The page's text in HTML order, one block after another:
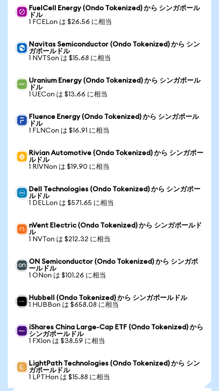
FuelCell Energy (Ondo Tokenized) から シンガポール
ドル
1 FCELon は $26.56 に相当
Navitas Semiconductor (Ondo Tokenized) から シン
ガポールドル
1 NVTSon は $15.68 に相当
Uranium Energy (Ondo Tokenized) から シンガポール
ドル
1 UECon は $13.66 に相当
Fluence Energy (Ondo Tokenized) から シンガポール
ドル
1 FLNCon は $16.91 に相当
Rivian Automotive (Ondo Tokenized) から シンガポー
ルドル
1 RIVNon は $19.90 に相当
Dell Technologies (Ondo Tokenized) から シンガポー
ルドル
1 DELLon は $571.65 に相当
nVent Electric (Ondo Tokenized) から シンガポールド
ル
1 NVTon は $212.32 に相当
ON Semiconductor (Ondo Tokenized) から シンガポ
ールドル
1 ONon は $101.26 に相当
Hubbell (Ondo Tokenized) から シンガポールドル
1 HUBBon は $658.08 に相当
iShares China Large-Cap ETF (Ondo Tokenized) から
シンガポールドル
1 FXIon は $38.59 に相当
LightPath Technologies (Ondo Tokenized) から シン
ガポールドル
1 LPTHon は $15.88 に相当